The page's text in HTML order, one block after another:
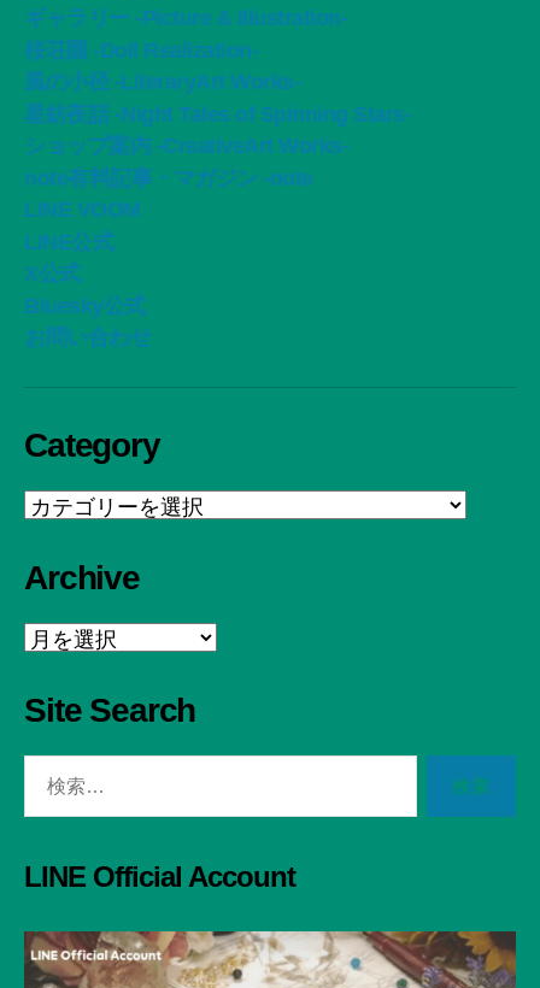
ギャラリー -Picture & Illustration-
桜荘園 -Doll Realization-
風の小径 -LiteraryArt Works-
星紡夜話 -Night Tales of Spinning Stars-
ショップ案内 -CreativeArt Works-
note有料記事・マガジン -note
LINE VOOM
LINE公式
X公式
Bluesky公式
お問い合わせ
Category
Category
Archive
Archive
Site Search
LINE Official Account